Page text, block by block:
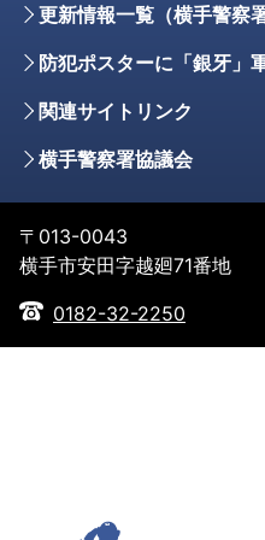
更新情報一覧（横手警察署
防犯ポスターに「銀牙」
関連サイトリンク
横手警察署協議会
〒013-0043
横手市安田字越廻71番地
0182-32-2250